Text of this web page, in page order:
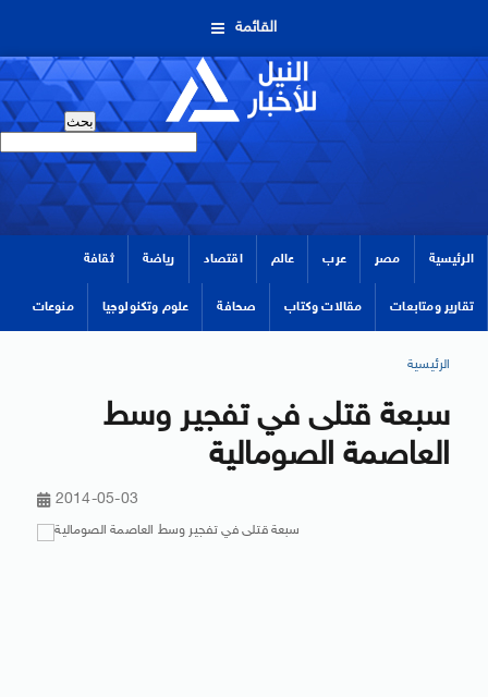
القائمة
الرئيسية مصر عرب عالم اقتصاد رياضة ثقافة
تقارير ومتابعات مقالات وكتاب صحافة علوم وتكنولوجيا منوعات
الرئيسية
سبعة قتلى في تفجير وسط
العاصمة الصومالية
2014-05-03